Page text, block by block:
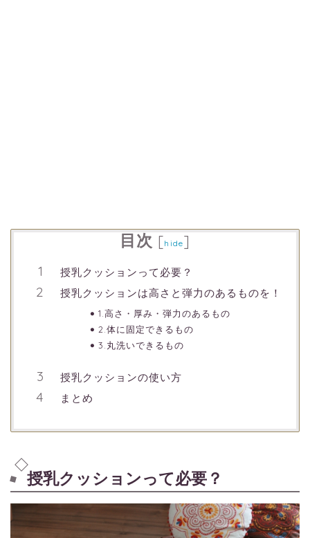
目次 [hide]
授乳クッションって必要？
授乳クッションは高さと弾力のあるものを！
1.高さ・厚み・弾力のあるもの
2.体に固定できるもの
3.丸洗いできるもの
授乳クッションの使い方
まとめ
授乳クッションって必要？